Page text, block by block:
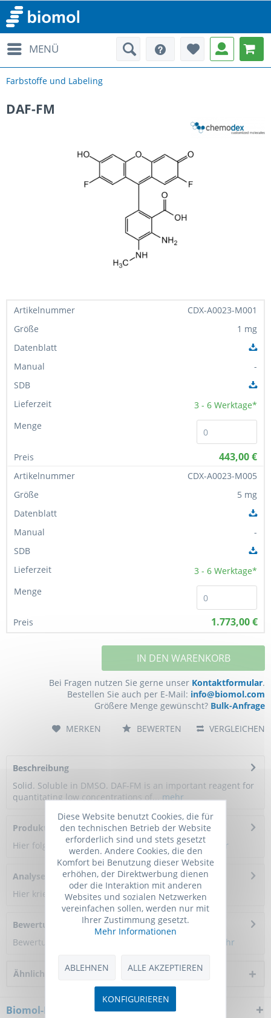
MENÜ
Farbstoffe und Labeling
DAF-FM
CDX-A0023-M001
1 mg
-
3 - 6 Werktage*
443,00 €
CDX-A0023-M005
5 mg
-
3 - 6 Werktage*
1.773,00 €
IN DEN WARENKORB
Bei Fragen nutzen Sie gerne unser Kontaktformular.
Bestellen Sie auch per E-Mail: info@biomol.com
Größere Menge gewünscht? Bulk-Anfrage
VERGLEICHEN
MERKEN BEWERTEN
Beschreibung
Solid. Soluble in DMSO. DAF-FM is an important reagent for
quantitating low concentrations of...
mehr
Produktreferenzen
Hier folgen Informationen zur Produktreferenz.
mehr
Analysenzertifikat
Hier kriegen Sie ein Zertifikat
Bewertungen
0
Bewertungen lesen, schreiben und diskutieren...
mehr
Ähnliche Artikel
Biomol-Newsletter
Diese Website benutzt Cookies, die für
den technischen Betrieb der Website
erforderlich sind und stets gesetzt
werden. Andere Cookies, die den
Komfort bei Benutzung dieser Website
erhöhen, der Direktwerbung dienen
oder die Interaktion mit anderen
Websites und sozialen Netzwerken
vereinfachen sollen, werden nur mit
Ihrer Zustimmung gesetzt.
Mehr Informationen
ABLEHNEN ALLE AKZEPTIEREN
KONFIGURIEREN